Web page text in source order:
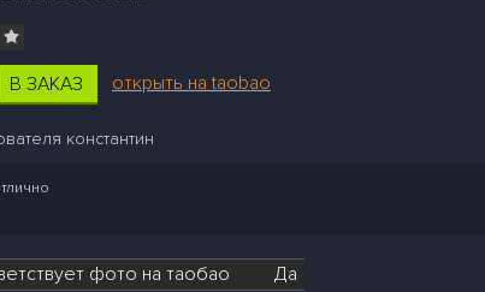
В ЗАКАЗ открыть на taobao
константин
фото на таобао
Да